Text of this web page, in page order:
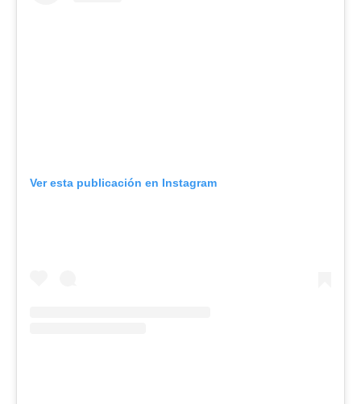
Ver esta publicación en Instagram